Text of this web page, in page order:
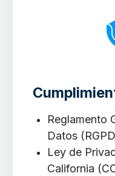
Reglamento
Datos
Ley de
California